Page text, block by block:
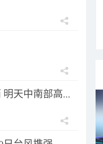
天中南部高...